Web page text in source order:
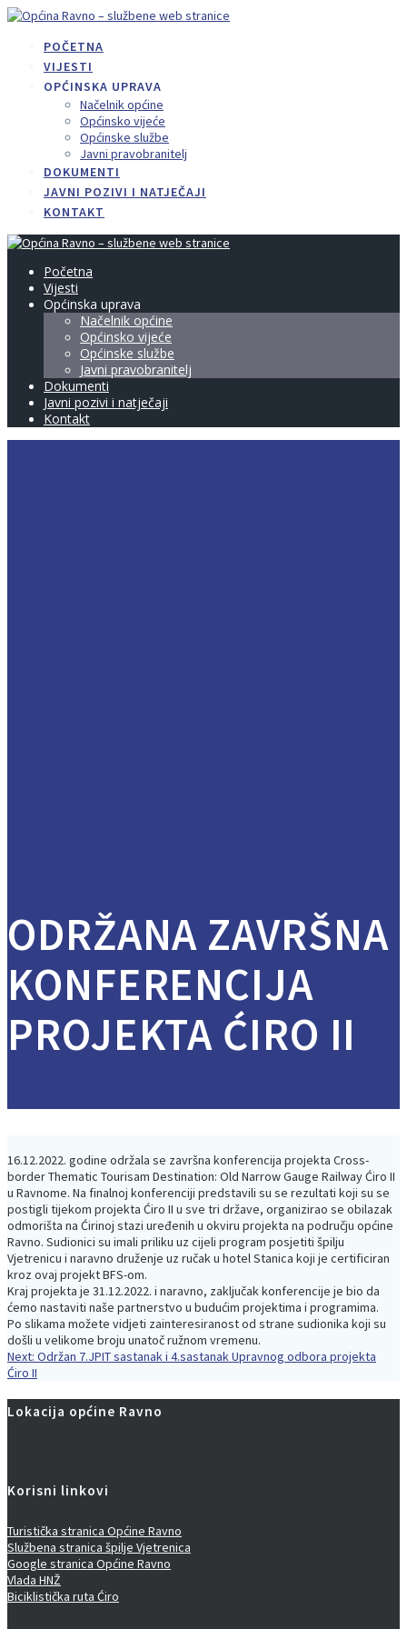
Skip
contentPOČETNA
VIJESTI
OPĆINSKA UPRAVA
Načelnik općine
Općinsko vijeće
Općinske službe
Javni pravobranitelj
DOKUMENTI
JAVNI POZIVI I NATJEČAJI
KONTAKT
Početna
Vijesti
Općinska uprava
Načelnik općine
Općinsko vijeće
Općinske službe
Javni pravobranitelj
Dokumenti
Javni pozivi i natječaji
Kontakt
ODRŽANA ZAVRŠNA
KONFERENCIJA
PROJEKTA ĆIRO II
16.12.2022. godine održala se završna konferencija projekta Cross-
border Thematic Tourisam Destination: Old Narrow Gauge Railway Ćiro II
u Ravnome. Na finalnoj konferenciji predstavili su se rezultati koji su se
postigli tijekom projekta Ćiro II u sve tri države, organizirao se obilazak
odmorišta na Ćirinoj stazi uređenih u okviru projekta na području općine
Ravno. Sudionici su imali priliku uz cijeli program posjetiti špilju
Vjetrenicu i naravno druženje uz ručak u hotel Stanica koji je certificiran
kroz ovaj projekt BFS-om.
Kraj projekta je 31.12.2022. i naravno, zaključak konferencije je bio da
ćemo nastaviti naše partnerstvo u budućim projektima i programima.
Po slikama možete vidjeti zainteresiranost od strane sudionika koji su
došli u velikome broju unatoč ružnom vremenu.
Navigacija
objava
Next: Next
Održan 7.JPIT sastanak i 4.sastanak Upravnog odbora projekta
Ćiro II
Lokacija općine Ravno
Korisni linkovi
Turistička stranica Općine Ravno
Službena stranica špilje Vjetrenica
Google stranica Općine Ravno
Vlada HNŽ
Biciklistička ruta Ćiro